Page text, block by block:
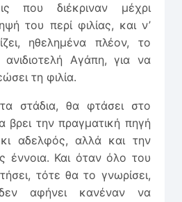
που διέκριναν μέχρι
του περί φιλίας, και ν’
ηθελημένα πλέον, το
Αγάπη, για να
τη φιλία.
στάδια, θα φτάσει στο
βρει την πραγματική πηγή
αδελφός, αλλά και την
έννοια. Και όταν όλο του
τότε θα το γνωρίσει,
αφήνει κανέναν να